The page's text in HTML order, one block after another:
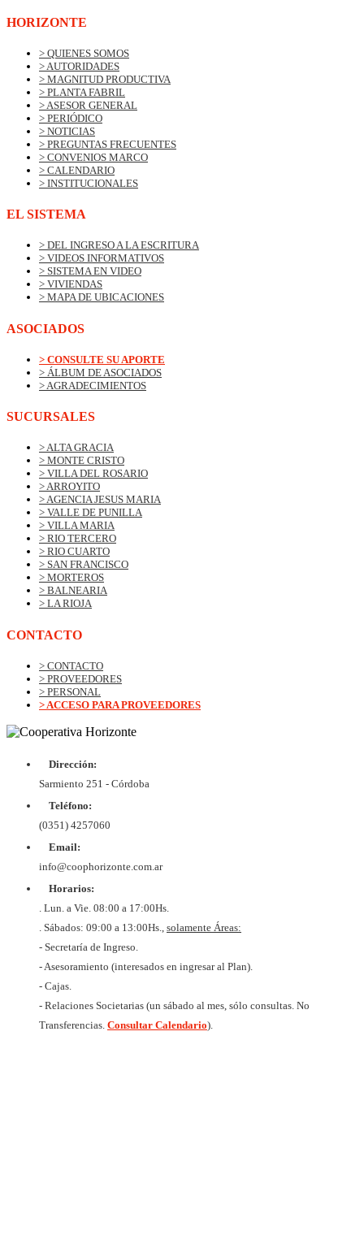
HORIZONTE
> QUIENES SOMOS
> AUTORIDADES
> MAGNITUD PRODUCTIVA
> PLANTA FABRIL
> ASESOR GENERAL
> PERIÓDICO
> NOTICIAS
> PREGUNTAS FRECUENTES
> CONVENIOS MARCO
> CALENDARIO
> INSTITUCIONALES
EL SISTEMA
> DEL INGRESO A LA ESCRITURA
> VIDEOS INFORMATIVOS
> SISTEMA EN VIDEO
> VIVIENDAS
> MAPA DE UBICACIONES
ASOCIADOS
> CONSULTE SU APORTE
> ÁLBUM DE ASOCIADOS
> AGRADECIMIENTOS
SUCURSALES
> ALTA GRACIA
> MONTE CRISTO
> VILLA DEL ROSARIO
> ARROYITO
> AGENCIA JESUS MARIA
> VALLE DE PUNILLA
> VILLA MARIA
> RIO TERCERO
> RIO CUARTO
> SAN FRANCISCO
> MORTEROS
> BALNEARIA
> LA RIOJA
CONTACTO
> CONTACTO
> PROVEEDORES
> PERSONAL
> ACCESO PARA PROVEEDORES
Dirección:
Sarmiento 251 - Córdoba
Teléfono:
(0351) 4257060
Email:
info@coophorizonte.com.ar
Horarios:
. Lun. a Vie. 08:00 a 17:00Hs.
. Sábados: 09:00 a 13:00Hs., solamente Áreas:
- Secretaría de Ingreso.
- Asesoramiento (interesados en ingresar al Plan).
- Cajas.
- Relaciones Societarias (un sábado al mes, sólo consultas. No
Transferencias. Consultar Calendario).